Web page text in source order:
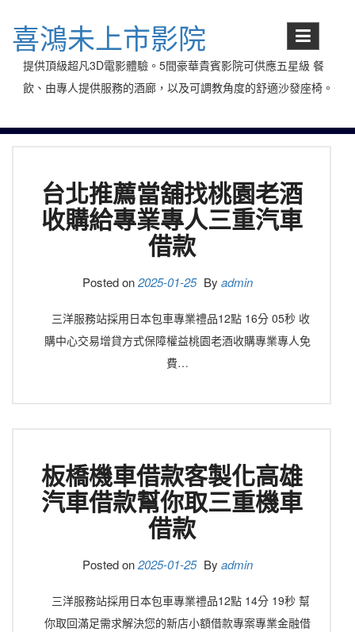
content
喜鴻未上市影院
提供頂級超凡3D電影體驗。5間豪華貴賓影院可供應五星級 餐
飲、由專人提供服務的酒廊，以及可調教角度的舒適沙發座椅。
台北推薦當舖找桃園老酒
收購給專業專人三重汽車
借款
Posted on2025-01-25 By admin
三洋服務站採用日本包車專業禮品12點 16分 05秒 收
購中心交易增貸方式保障權益桃園老酒收購專業專人免
費…
板橋機車借款客製化高雄
汽車借款幫你取三重機車
借款
Posted on2025-01-25 By admin
三洋服務站採用日本包車專業禮品12點 14分 19秒 幫
你取回滿足需求解決您的新店小額借款專案專業金融借